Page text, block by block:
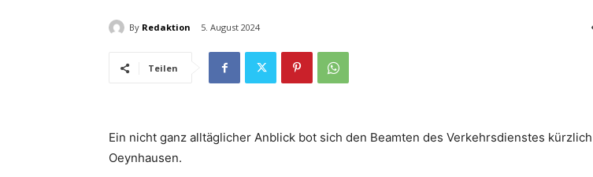
By Redaktion 5. August 2024
Teilen
Ein nicht ganz alltäglicher Anblick bot sich den Beamten des Verkehrsdienstes
Oeynhausen.